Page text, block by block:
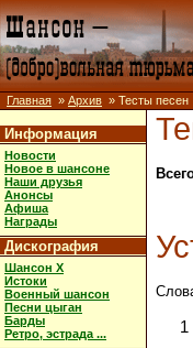
Главная » Архив » Тесты песен
Информация
Новости
Новое в шансоне
Наши друзья
Анонсы
Афиша
Награды
Дискография
Шансон X
Истоки
Военный шансон
Песни цыган
Барды
Ретро, эстрада ...
1